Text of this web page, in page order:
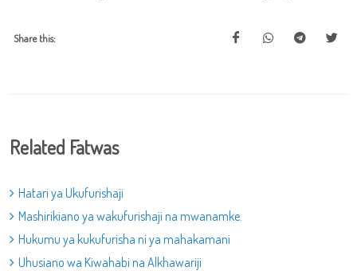
Share this:
Related Fatwas
Hatari ya Ukufurishaji
Mashirikiano ya wakufurishaji na mwanamke.
Hukumu ya kukufurisha ni ya mahakamani
Uhusiano wa Kiwahabi na Alkhawariji